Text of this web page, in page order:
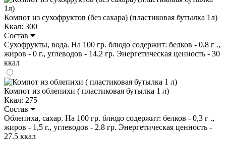
Компот из сухофруктов (без сахара) (пластиковая бутылка 1л)
Ккал: 300
Состав
Сухофрукты, вода. На 100 гр. блюдо содержит: белков - 0,8 г .,
жиров - 0 г., углеводов - 14,2 гр. Энергетическая ценность - 30
ккал
Компот из облепихи ( пластиковая бутылка 1 л)
Ккал: 275
Состав
Облепиха, сахар. На 100 гр. блюдо содержит: белков - 0,3 г .,
жиров - 1,5 г., углеводов - 2.8 гр. Энергетическая ценность -
27.5 ккал